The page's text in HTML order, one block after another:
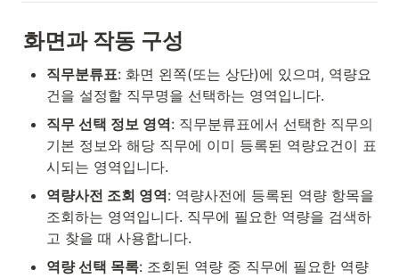
화면과 작동 구성
직무분류표: 화면 왼쪽(또는 상단)에 있으며, 역량요
건을 설정할 직무명을 선택하는 영역입니다.
직무 선택 정보 영역: 직무분류표에서 선택한 직무의
기본 정보와 해당 직무에 이미 등록된 역량요건이 표
시되는 영역입니다.
역량사전 조회 영역: 역량사전에 등록된 역량 항목을
조회하는 영역입니다. 직무에 필요한 역량을 검색하
고 찾을 때 사용합니다.
역량 선택 목록: 조회된 역량 중 직무에 필요한 역량